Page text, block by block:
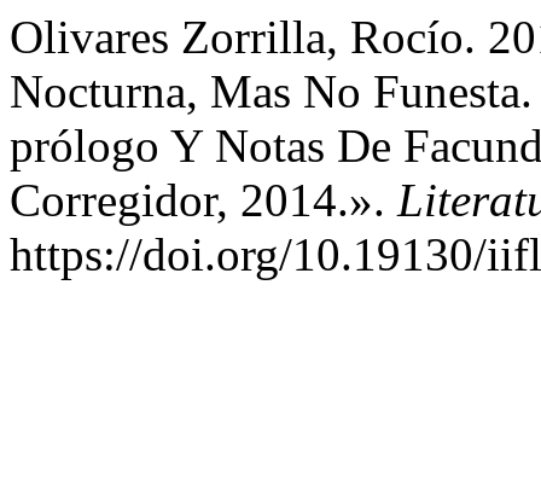
Olivares Zorrilla, Rocío.
Nocturna, Mas No
prólogo Y Notas De
Corregidor, 2014.».
https://doi.org/10.19130/